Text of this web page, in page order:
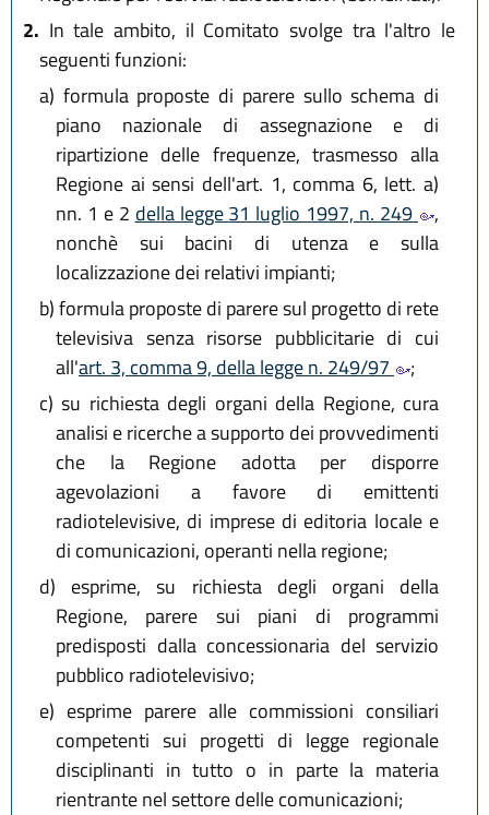
2. In tale ambito, il Comitato svolge tra l'altro le
seguenti funzioni:
a) formula proposte di parere sullo schema di
piano nazionale di assegnazione e di
ripartizione delle frequenze, trasmesso alla
Regione ai sensi dell'art. 1, comma 6, lett. a)
nn. 1 e 2 della legge 31 luglio 1997, n. 249
,
nonchè sui bacini di utenza e sulla
localizzazione dei relativi impianti;
b)formula proposte di parere sul progetto di rete
televisiva senza risorse pubblicitarie di cui
all'art. 3, comma 9, della legge n. 249/97
;
c) su richiesta degli organi della Regione, cura
analisi e ricerche a supporto dei provvedimenti
che la Regione adotta per disporre
agevolazioni a favore di emittenti
radiotelevisive, di imprese di editoria locale e
di comunicazioni, operanti nella regione;
d) esprime, su richiesta degli organi della
Regione, parere sui piani di programmi
predisposti dalla concessionaria del servizio
pubblico radiotelevisivo;
e) esprime parere alle commissioni consiliari
competenti sui progetti di legge regionale
disciplinanti in tutto o in parte la materia
rientrante nel settore delle comunicazioni;